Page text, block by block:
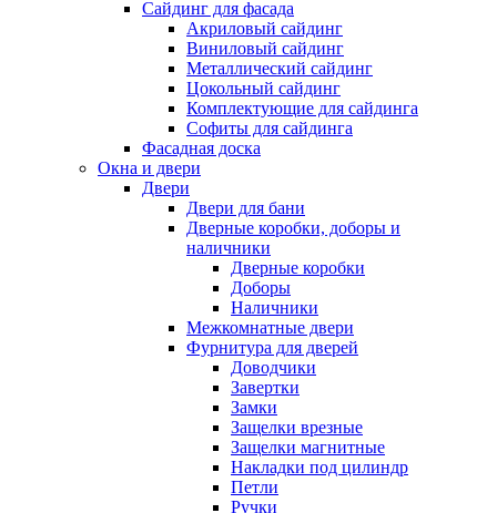
Сайдинг для фасада
Акриловый сайдинг
Виниловый сайдинг
Металлический сайдинг
Цокольный сайдинг
Комплектующие для сайдинга
Софиты для сайдинга
Фасадная доска
Окна и двери
Двери
Двери для бани
Дверные коробки, доборы и
наличники
Дверные коробки
Доборы
Наличники
Межкомнатные двери
Фурнитура для дверей
Доводчики
Завертки
Замки
Защелки врезные
Защелки магнитные
Накладки под цилиндр
Петли
Ручки